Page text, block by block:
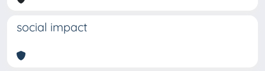
social impact